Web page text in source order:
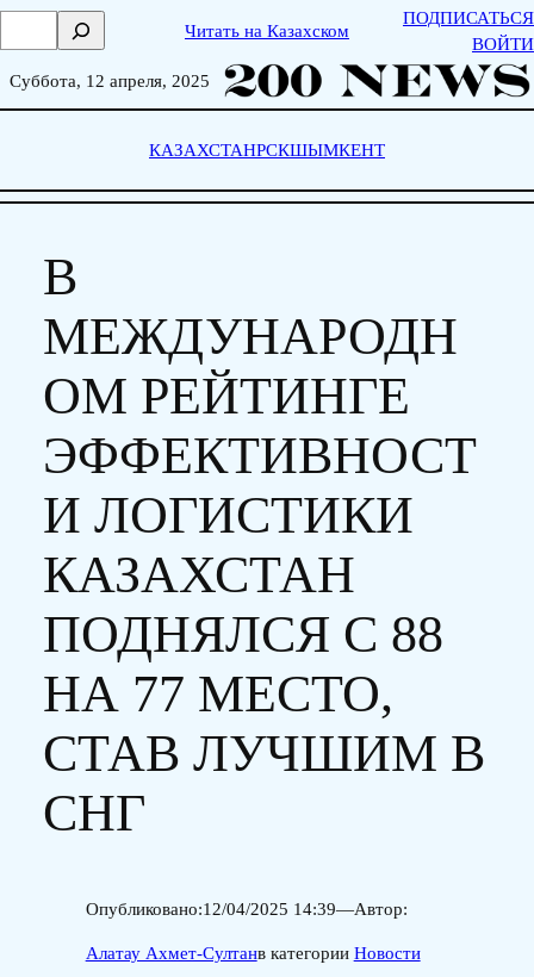
Skip
о
Читать на Казахском
ПОДПИСАТЬСЯ
ВОЙТИ
Суббота, 12 апреля, 2025
КАЗАХСТАНРСКШЫМКЕНТ
В
МЕЖДУНАРОДН
ОМ РЕЙТИНГЕ
ЭФФЕКТИВНОСТ
И ЛОГИСТИКИ
КАЗАХСТАН
ПОДНЯЛСЯ С 88
НА 77 МЕСТО,
СТАВ ЛУЧШИМ В
СНГ
Опубликовано:12/04/2025 14:39—Автор:
Алатау Ахмет-Султанв категории Новости